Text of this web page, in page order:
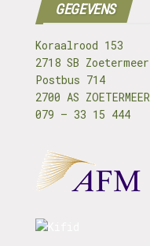
GEGEVENS
Koraalrood 153
2718 SB Zoetermeer
Postbus 714
2700 AS ZOETERMEER
079 – 33 15 444